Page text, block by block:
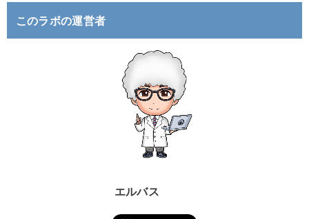
このラボの運営者
エルバス